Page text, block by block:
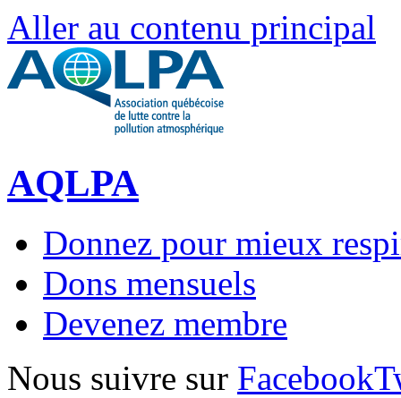
Aller au contenu principal
AQLPA
Donnez pour mieux
Dons mensuels
Devenez membre
Nous suivre sur Facebook